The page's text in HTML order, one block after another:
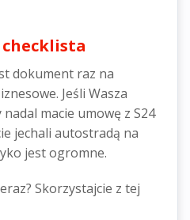
dokument raz na
Jeśli Wasza
macie umowę z S24
jechali autostradą na
jest ogromne.
Skorzystajcie z tej